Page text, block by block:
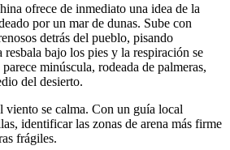
ofrece de inmediato una idea de la
por un mar de dunas. Sube con
detrás del pueblo, pisando
resbala bajo los pies y la respiración se
minúscula, rodeada de palmeras,
del desierto.
viento se calma. Con un guía local
identificar las zonas de arena más firme
frágiles.